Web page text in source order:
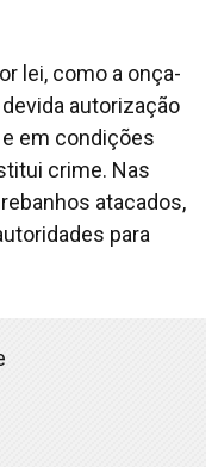
lei, como a onça-
autorização
em condições
crime. Nas
atacados,
para